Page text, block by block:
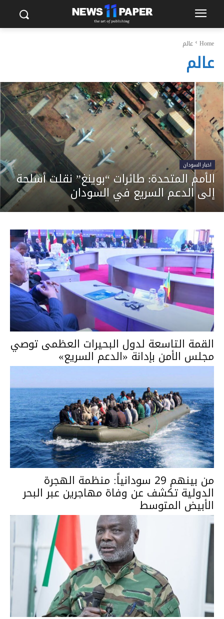
Home عالم
عالم
اخبار السودان
الأمم المتحدة: طائرات “بوينغ” نقلت أسلحة
إلى الدعم السريع في السودان
القمة التاسعة لدول البحيرات العظمى توصي
مجلس الأمن بإدانة «الدعم السريع»
من بينهم 29 سودانياً: منظمة الهجرة
الدولية تكشف عن وفاة مهاجرين عبر البحر
الأبيض المتوسط